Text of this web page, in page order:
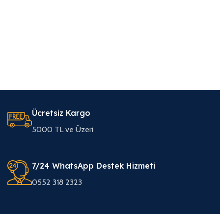
Ücretsiz Kargo
5000 TL ve Üzeri
7/24 WhatsApp Destek Hizmeti
0552 318 2323